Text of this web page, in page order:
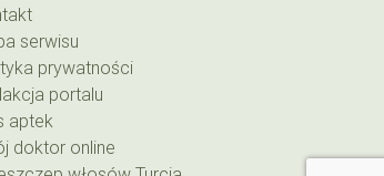
serwisu
prywatności
portalu
aptek
doktor online